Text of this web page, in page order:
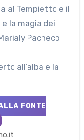
al Tempietto e il
la magia dei
Pacheco
all’alba e la
FONTE